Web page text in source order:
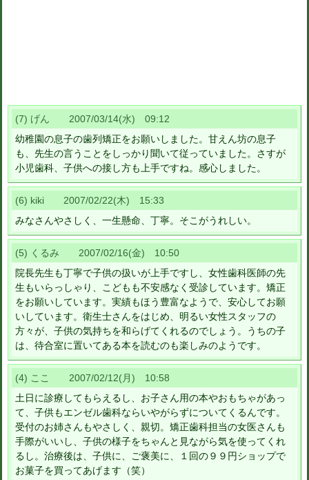
(7) げん 2007/03/14(水) 09:12
幼稚園の息子の歯列矯正をお願いしました。甘えん坊の息子
も、先生の言うことをしっかり聞いて従っていました。さすが
小児歯科、子供への接し方も上手ですね。感心しました。
(6) kiki 2007/02/22(木) 15:33
みなさんやさしく、一生懸命、丁寧。そこがうれしい。
(5) くるみ 2007/02/16(金) 10:50
院長先生も丁寧で子供の扱いが上手ですし、女性歯科医師の先
生もいらっしゃり、こどもも不安感なく受診しています。矯正
をお願いしています。実績もほう豊富なようで、安心してお願
いしています。衛生士さんをはじめ、明るい女性スタッフの
方々が、子供の気持ちを和らげてくれるのでしょう。うちの子
は、待合室に置いてある本を読むのも楽しみのようです。
(4) ここ 2007/02/12(月) 10:58
土日に診療してもらえるし、お子さん用の本やおもちゃがあっ
て、子供もエンゼル歯科ならいやがらずについてくるんです。
受付のお姉さんもやさしく、親切。矯正歯科担当の女医さんも
手際がいいし、子供の様子をちゃんと見ながら気を使ってくれ
るし。治療後は、子供に、ご褒美に、１回の９９円ショップで
お菓子を買ってあげます（笑）